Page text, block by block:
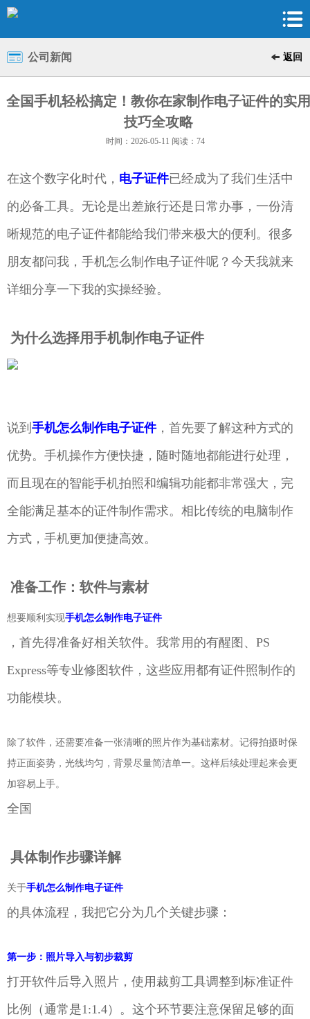
公司新闻 返回
全国手机轻松搞定！教你在家制作电子证件的实用
技巧全攻略
时间：2026-05-11 阅读：74
在这个数字化时代， 电子证件已经成为了我们生活中
的必备工具。无论是出差旅行还是日常办事，一份清
晰规范的电子证件都能给我们带来极大的便利。很多
朋友都问我，手机怎么制作电子证件呢？今天我就来
详细分享一下我的实操经验。
为什么选择用手机制作电子证件
说到 手机怎么制作电子证件，首先要了解这种方式的
优势。手机操作方便快捷，随时随地都能进行处理，
而且现在的智能手机拍照和编辑功能都非常强大，完
全能满足基本的证件制作需求。相比传统的电脑制作
方式，手机更加便捷高效。
准备工作：软件与素材
想要顺利实现手机怎么制作电子证件
，首先得准备好相关软件。我常用的有醒图、PS
Express等专业修图软件，这些应用都有证件照制作的
功能模块。
除了软件，还需要准备一张清晰的照片作为基础素材。记得拍摄时保
持正面姿势，光线均匀，背景尽量简洁单一。这样后续处理起来会更
加容易上手。
全国
具体制作步骤详解
关于手机怎么制作电子证件
的具体流程，我把它分为几个关键步骤：
第一步：照片导入与初步裁剪
打开软件后导入照片，使用裁剪工具调整到标准证件
比例（通常是1:1.4）。这个环节要注意保留足够的面